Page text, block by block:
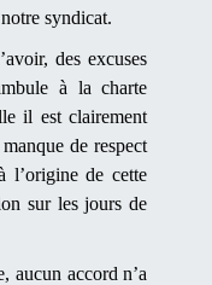
syndicat.
des excuses
à la charte
il est clairement
de respect
l’origine de cette
sur les jours de
aucun accord n’a